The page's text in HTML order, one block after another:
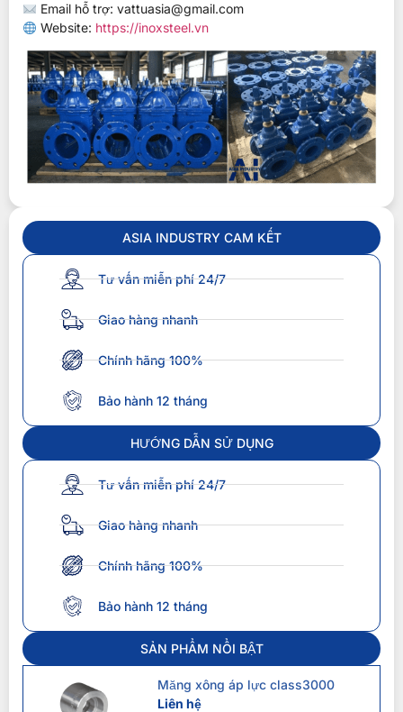
Email hỗ trợ: vattuasia@gmail.com
Website: https://inoxsteel.vn
ASIA INDUSTRY CAM KẾT
Tư vấn miễn phí 24/7
Giao hàng nhanh
Chính hãng 100%
Bảo hành 12 tháng
HƯỚNG DẪN SỬ DỤNG
Tư vấn miễn phí 24/7
Giao hàng nhanh
Chính hãng 100%
Bảo hành 12 tháng
SẢN PHẨM NỔI BẬT
Măng xông áp lực class3000
Liên hệ